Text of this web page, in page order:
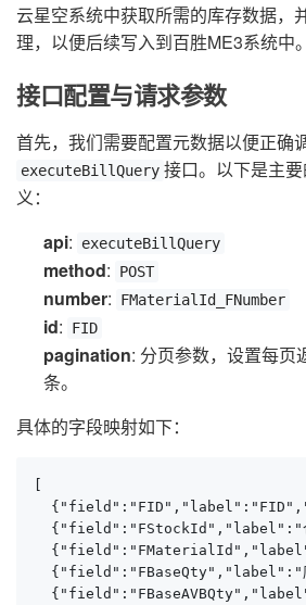
云星空系统中获取所需的库存数据，
理，以便后续写入到百胜ME3系统中。
接口配置与请求参数
首先，我们需要配置元数据以便正确
executeBillQuery 接口。以下是主
义：
api: executeBillQuery
method: POST
number: FMaterialId_FNumber
id: FID
pagination: 分页参数，设置每页
条。
具体的字段映射如下：